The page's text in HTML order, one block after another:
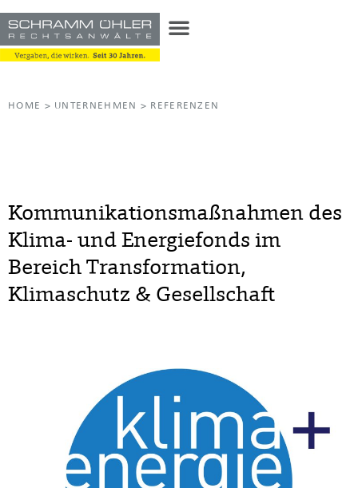
HOME > UNTERNEHMEN > REFERENZEN
Kommunikationsmaßnahmen des
Klima- und Energiefonds im
Bereich Transformation,
Klimaschutz & Gesellschaft